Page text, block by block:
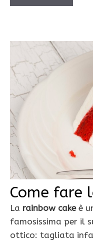
Come fare
La rainbow cakeè
famosissima per il
ottico: tagliata